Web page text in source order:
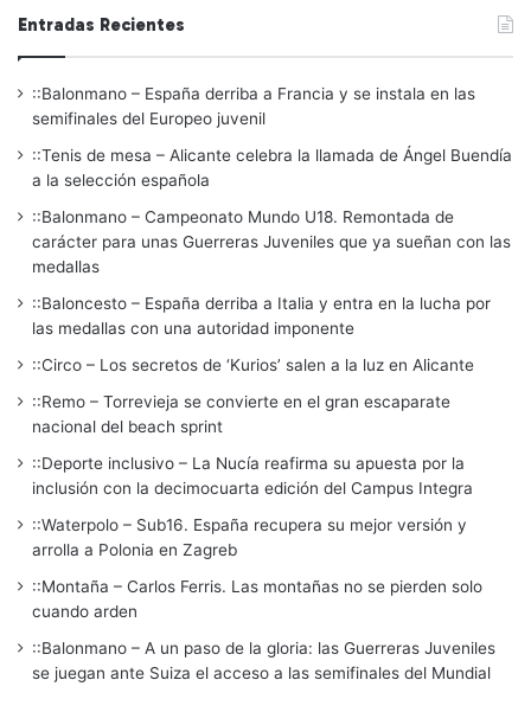
Entradas Recientes
::Balonmano – España derriba a Francia y se instala en las
semifinales del Europeo juvenil
::Tenis de mesa – Alicante celebra la llamada de Ángel Buendía
a la selección española
::Balonmano – Campeonato Mundo U18. Remontada de
carácter para unas Guerreras Juveniles que ya sueñan con las
medallas
::Baloncesto – España derriba a Italia y entra en la lucha por
las medallas con una autoridad imponente
::Circo – Los secretos de ‘Kurios’ salen a la luz en Alicante
::Remo – Torrevieja se convierte en el gran escaparate
nacional del beach sprint
::Deporte inclusivo – La Nucía reafirma su apuesta por la
inclusión con la decimocuarta edición del Campus Integra
::Waterpolo – Sub16. España recupera su mejor versión y
arrolla a Polonia en Zagreb
::Montaña – Carlos Ferris. Las montañas no se pierden solo
cuando arden
::Balonmano – A un paso de la gloria: las Guerreras Juveniles
se juegan ante Suiza el acceso a las semifinales del Mundial